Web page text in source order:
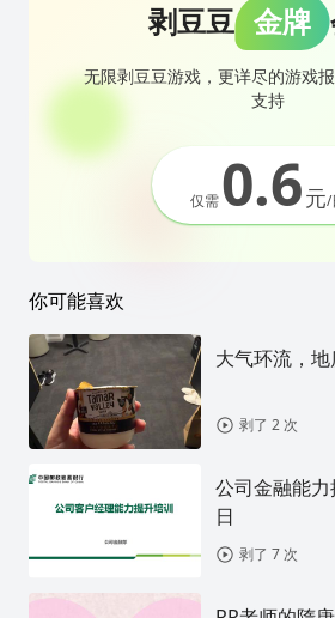
剥豆豆 金牌
无限剥豆豆游戏，更详尽的游戏
支持
仅需0.6元/
你可能喜欢
大气环流，
剥了 2 次
公司金融能
日
剥了 7 次